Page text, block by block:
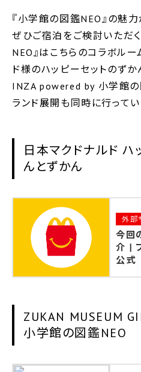
『小学館の図鑑NEO』の魅
ぜひご宿泊をご検討いただ
NEO』はこちらのコラボル
ド様のハッピーセットのず
INZA powered by 小学館の
ランド展開も同時に行ってい
日本マクドナルド
んとずかん
外部
今回
介 | ファミ
公式
ZUKAN MUSEUM
小学館の図鑑NEO